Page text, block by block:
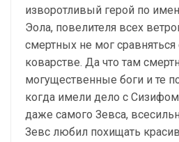
изворотливый герой по
Эола, повелителя всех
смертных не мог сравняться
коварстве. Да что там
могущественные боги и те
когда имели дело с
даже самого Зевса,
Зевс любил похищать